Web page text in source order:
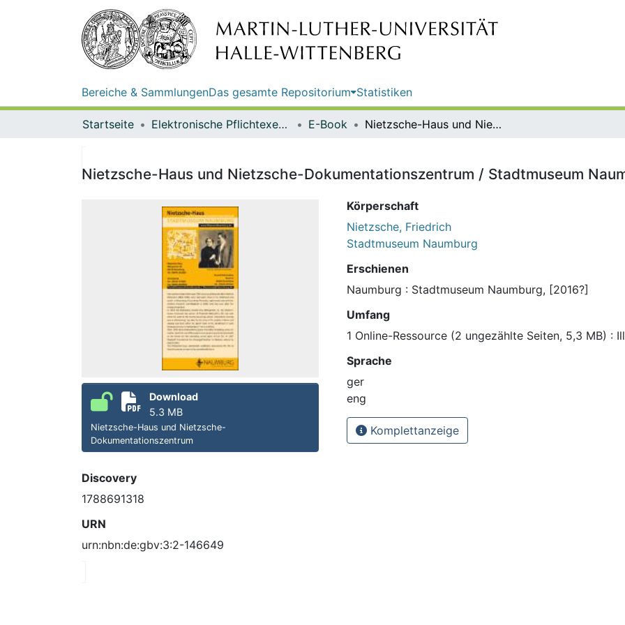
Bereiche & SammlungenDas gesamte Repositorium Statistiken
Startseite Elektronische Pflichtexemplare E-Book Nietzsche-Haus und Nietzsche-Dokumentationszentrum / Stadtmuseum Naumburg
Nietzsche-Haus und Nietzsche-Dokumentationszentrum / Stadtmuseum
Download
5.3 MB
Nietzsche-Haus und Nietzsche-
Dokumentationszentrum
Discovery
1788691318
URN
urn:nbn:de:gbv:3:2-146649
Körperschaft
Nietzsche, Friedrich
Stadtmuseum Naumburg
Erschienen
Naumburg : Stadtmuseum Naumburg, [2016?]
Umfang
1 Online-Ressource (2 ungezählte Seiten, 5,3 MB) :
Sprache
ger
eng
Komplettanzeige